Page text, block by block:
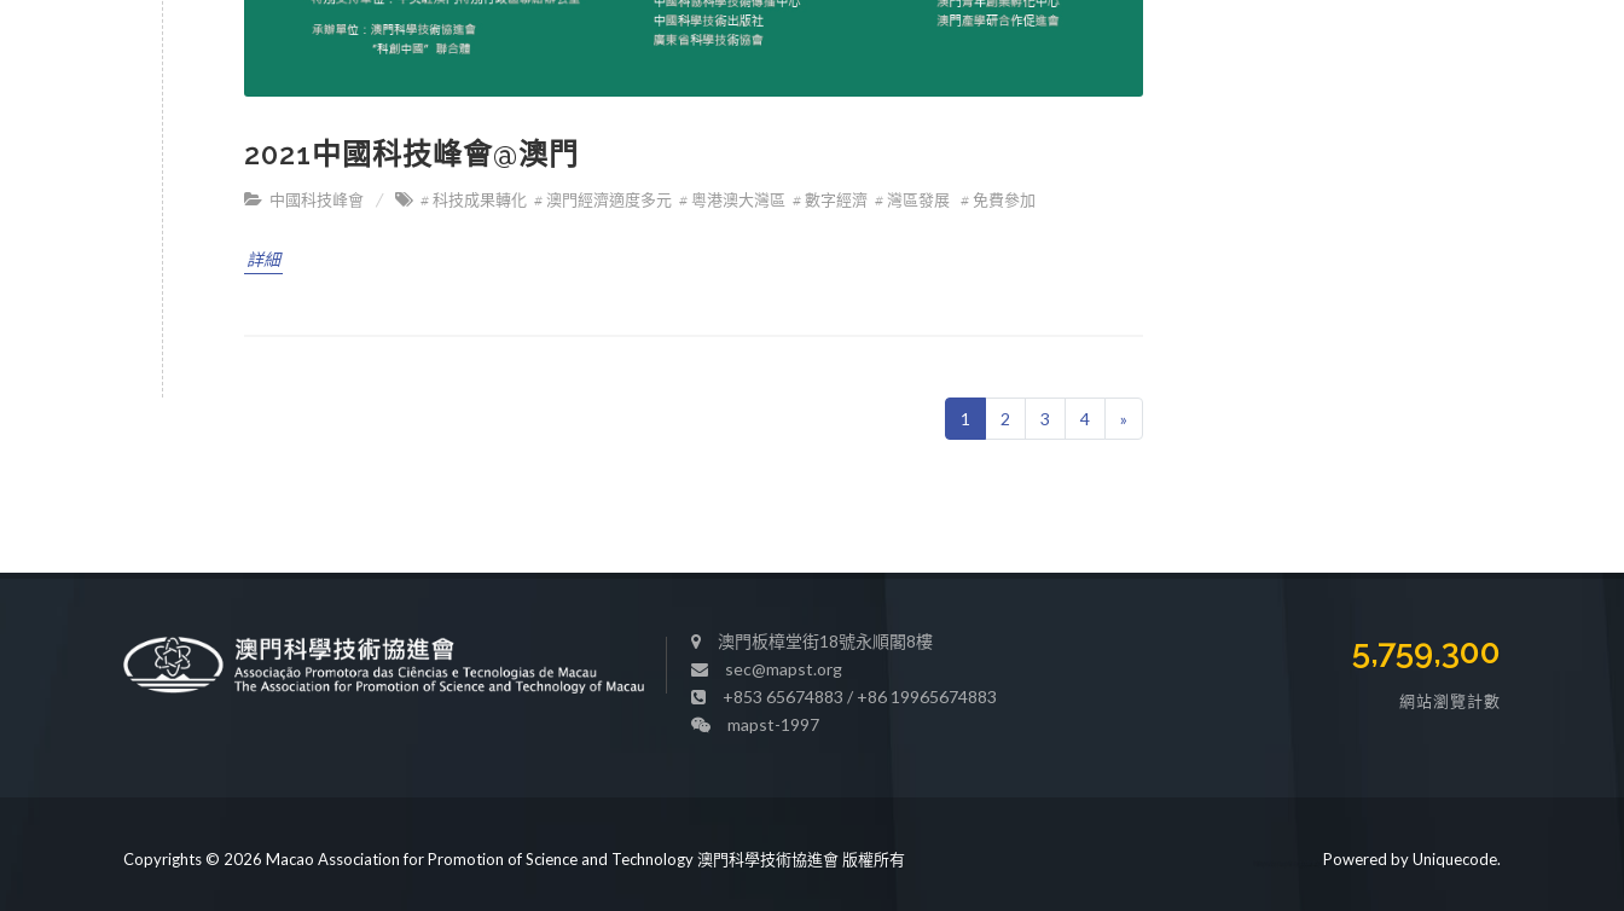
2021中國科技峰會@澳門
中國科技峰會 # 科技成果轉化 # 澳門經濟適度多元 # 粵港澳大灣區 # 數字經濟 # 灣區發展 # 免費參加
詳細
1 2 3 4 »
澳門板樟堂街18號永順閣8樓
sec@mapst.org
+853 65674883 / +86 19965674883
mapst-1997
7,059,776
網站瀏覽計數
Copyrights © 2026 Macao Association for Promotion of Science and Technology 澳門科學技術協進會 版權所有 Powered byUniquecode.